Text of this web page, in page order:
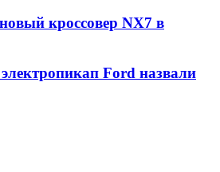
кроссовер NX7 в
Ford назвали